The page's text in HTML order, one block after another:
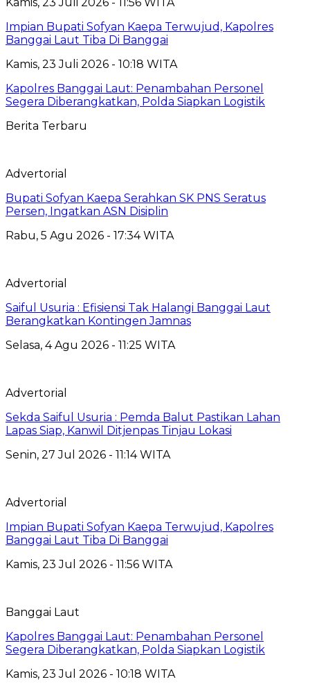
Impian Bupati Sofyan Kaepa Terwujud, Kapolres
Banggai Laut Tiba Di Banggai
Kamis, 23 Juli 2026 - 10:18 WITA
Kapolres Banggai Laut: Penambahan Personel
Segera Diberangkatkan, Polda Siapkan Logistik
Berita Terbaru
Advertorial
Bupati Sofyan Kaepa Serahkan SK PNS Seratus
Persen, Ingatkan ASN Disiplin
Rabu, 5 Agu 2026 - 17:34 WITA
Advertorial
Saiful Usuria : Efisiensi Tak Halangi Banggai Laut
Berangkatkan Kontingen Jamnas
Selasa, 4 Agu 2026 - 11:25 WITA
Advertorial
Sekda Saiful Usuria : Pemda Balut Pastikan Lahan
Lapas Siap, Kanwil Ditjenpas Tinjau Lokasi
Senin, 27 Jul 2026 - 11:14 WITA
Advertorial
Impian Bupati Sofyan Kaepa Terwujud, Kapolres
Banggai Laut Tiba Di Banggai
Kamis, 23 Jul 2026 - 11:56 WITA
Banggai Laut
Kapolres Banggai Laut: Penambahan Personel
Segera Diberangkatkan, Polda Siapkan Logistik
Kamis, 23 Jul 2026 - 10:18 WITA